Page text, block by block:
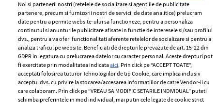
ELLE Style Awards
2024
Despre ELLE
Romania
Contact
Abonamente
Termeni si conditii
Politica de
confidențialitate
Politica de cookies
Publicitate
Noi si partenerii nostri (retelele de socializare si agentiile de publicitate
partenere, precum si furnizorii nostri de servicii de date analitice) prelucram
date pentru a permite website-ului sa functioneze, pentru a personaliza
continutul si anunturile publicitare afisate in functie de interesele si/sau profilul
dvs., pentru a va oferi functionalitati aferente retelelor de socializare si pentru a
analiza traficul pe website. Beneficiati de drepturile prevazute de art. 15-22 din
GDPR in legatura cu prelucrarea datelor cu caracter personal. Aceste drepturi pot
fi exercitate prin modalitatea indicataaici. Prin click pe “ACCEPT TOATE”,
acceptati folosirea tuturor Tehnologiilor de tip Cookie, care implica inclusiv
acceptul dvs. cu privire la stocarea/accesarea informatiilor de catre Vendor-ii cu
care colaboram. Prin click pe “VREAU SA MODIFIC SETARILE INDIVIDUAL” puteti
schimba preferintele in mod individual, mai putin cele legate de cookie strict